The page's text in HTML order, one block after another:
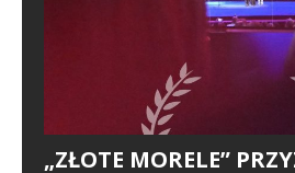
„ZŁOTE MORELE”